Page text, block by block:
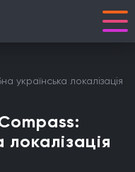
українська локалізація